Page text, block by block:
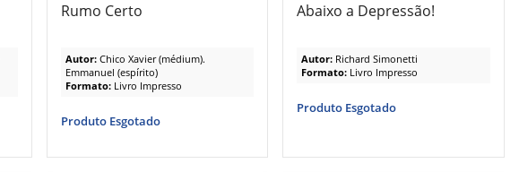
Rumo Certo
Autor: Chico Xavier (médium).
Emmanuel (espírito)
Formato: Livro Impresso
Produto Esgotado
Abaixo a Depressão!
Autor: Richard Simonetti
Formato: Livro Impresso
Produto Esgotado